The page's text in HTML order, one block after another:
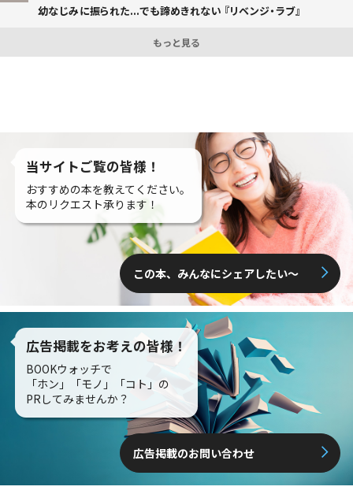
幼なじみに振られた...でも諦めきれない 『リベンジ・ラブ』
もっと見る
当サイトご覧の皆様！
おすすめの本を教えてください。
本のリクエスト承ります！
この本、みんなにシェアしたい〜
広告掲載をお考えの皆様！
BOOKウォッチで
「ホン」「モノ」「コト」の
PRしてみませんか？
広告掲載のお問い合わせ